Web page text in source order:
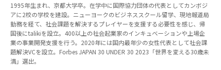
1995年生まれ、京都大学卒。在学中に国際協力団体の代表としてカンボジ
アに2校の学校を建設。ニューヨークのビジネススクール留学、現地報道局
勤務を経て、社会課題を解決するプレイヤーを支援する必要性を感じ、帰
国後にtalikiを設立。400以上の社会起業家のインキュベーションや上場企
業の事業開発支援を行う。2020年には国内最年少の女性代表として社会課
題解決VCを設立。Forbes JAPAN 30 UNDER 30 2023「世界を変える30歳未
満」選出。